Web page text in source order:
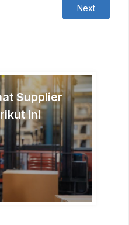
Next
Supplier
Ini